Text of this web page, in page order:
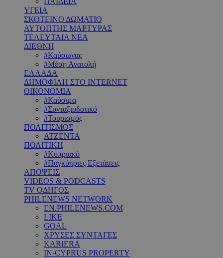
ΥΓΕΙΑ
ΣΚΟΤΕΙΝΟ ΔΩΜΑΤΙΟ
ΑΥΤΟΠΤΗΣ ΜΑΡΤΥΡΑΣ
ΤΕΛΕΥΤΑΙΑ ΝΕΑ
ΔΙΕΘΝΗ
#Καύσωνας
#Μέση Ανατολή
ΕΛΛΑΔΑ
ΔΗΜΟΦΙΛΗ ΣΤΟ INTERNET
ΟΙΚΟΝΟΜΙΑ
#Καύσιμα
#Συνταξιοδοτικό
#Τουρισμός
ΠΟΛΙΤΙΣΜΟΣ
ΑΤΖΕΝΤΑ
ΠΟΛΙΤΙΚΗ
#Κυπριακό
#Παγκύπριες Εξετάσεις
ΑΠΟΨΕΙΣ
VIDEOS & PODCASTS
TV ΟΔΗΓΟΣ
PHILENEWS NETWORK
EN.PHILENEWS.COM
LIKE
GOAL
ΧΡΥΣΕΣ ΣΥΝΤΑΓΕΣ
KARIERA
IN-CYPRUS PROPERTY